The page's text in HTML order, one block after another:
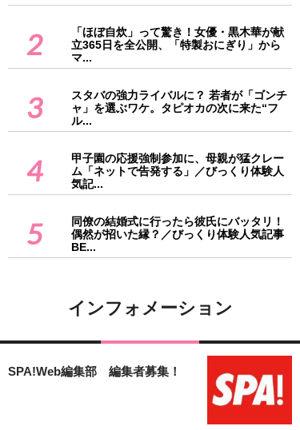
2
「ほぼ自炊」って驚き！女優・黒木華が献
立365日を全公開、「特製おにぎり」から
マ...
3
スタバの強力ライバルに？ 若者が「ゴンチ
ャ」を選ぶワケ。タピオカの次に来た“フ
ル...
4
甲子園の応援強制参加に、母親が猛クレー
ム「ネットで告発する」／びっくり体験人
気記...
5
同僚の結婚式に行ったら彼氏にバッタリ！
偶然が招いた縁？／びっくり体験人気記事
BE...
インフォメーション
SPA!Web編集部 編集者募集！